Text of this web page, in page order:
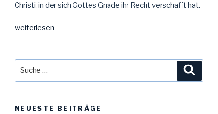
Christi, in der sich Gottes Gnade ihr Recht verschafft hat.
„Gericht
weiterlesen
NEUESTE BEITRÄGE